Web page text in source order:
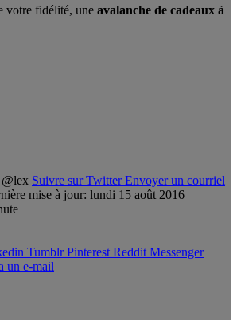
votre fidélité, une avalanche de cadeaux à
@lex Suivre sur Twitter Envoyer un courriel
mise à jour: lundi 15 août 2016
Tumblr Pinterest Reddit Messenger
un e-mail